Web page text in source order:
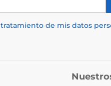
tratamiento de mis datos